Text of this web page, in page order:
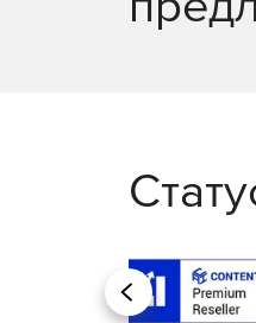
для аудита,
Назад